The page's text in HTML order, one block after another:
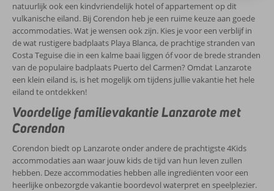
natuurlijk ook een kindvriendelijk hotel of appartement op dit
vulkanische eiland. Bij Corendon heb je een ruime keuze aan goede
accommodaties. Wat je wensen ook zijn. Kies je voor een verblijf in
de wat rustigere badplaats Playa Blanca, de prachtige stranden van
Costa Teguise die in een kalme baai liggen óf voor de brede stranden
van de populaire badplaats Puerto del Carmen? Omdat Lanzarote
een klein eiland is, is het mogelijk om tijdens jullie vakantie het hele
eiland te ontdekken!
Voordelige familievakantie Lanzarote met
Corendon
Corendon biedt op Lanzarote onder andere de prachtigste 4Kids
accommodaties aan waar jouw kids de tijd van hun leven zullen
hebben. Deze accommodaties hebben alle ingrediënten voor een
heerlijke onbezorgde vakantie boordevol waterpret en speelplezier.